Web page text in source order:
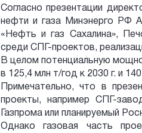
Согласно презентации
нефти и газа Минэнерго РФ
«Нефть и газ Сахалина»,
среди СПГ-проектов,
В целом потенциальную
в 125,4 млн т/год к 2030 г. и
Примечательно, что в
проекты, например СПГ-
Газпрома или планируемый
Однако газовая часть